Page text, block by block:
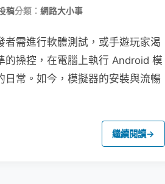
稿分類： 網路大小事
者需進行軟體測試，或手遊玩家渴
的操控，在電腦上執行 Android 模
日常。如今，模擬器的安裝與流暢
繼續閱讀→